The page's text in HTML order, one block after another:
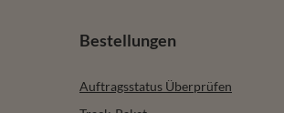
Bestellungen
Auftragsstatus Überprüfen